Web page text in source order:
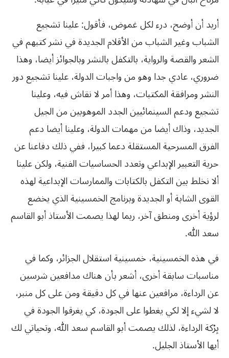
أريد أن أوضح، درء لكل غموض، فأقول: علينا تشجيع
الشباب وغير الشباب من الأقلام الجديدة في نشر كتبهم في
الشعر والقصة والرواية، بالتكفل بالنشر وبالجوائز أيضا، وهذا
ضروري، عادي جدا وهو من واجبات الدولة، علينا تشجيع دور
النشر ومرافقة المكتبات، وهذا أمر لا نقاش فيه، وعلينا
تشجيع ودعم السينمائيين الجدد الموهوبين من الجيل
الجديد، وذاك أيضا من مهمات الدولة، وعلينا أيضا دعم
الفرق المسرحية المستقلة دعما كبيرا، ففي ذلك دفاعنا عن
حرية التعبير الإبداعي وتعدد الحساسيات الفنية، ولكن علينا
ألا نخلط بين التكفل بالكتابات والممارساتالإبداعيةلهذه
القوىالشابةأوالجديدةوبرنامجالخمسينيةالذييخضع
لرؤيةأخرىومنطقآخر، ربمالهذايصمتالأستاذأبوالقاسم
سعدالله.
في هذه الخمسينية، خمسينية استقلال الجزائر، وكما في
مناسبات سابقة أخرى، أشعر بأن هناك مدافعين شرسين
عن الرداءة، مرافعين عنها في كل دقيقة ومن على كل منبر،
لا لشيء إلا لكي يغطوا على الجودة، كي يغرقوا الجودة في
بِرْكة الرداءة، لذلك يصمت أبو القاسم سعد الله، وتحياتيلك
أيهاالأستاذالجليل.